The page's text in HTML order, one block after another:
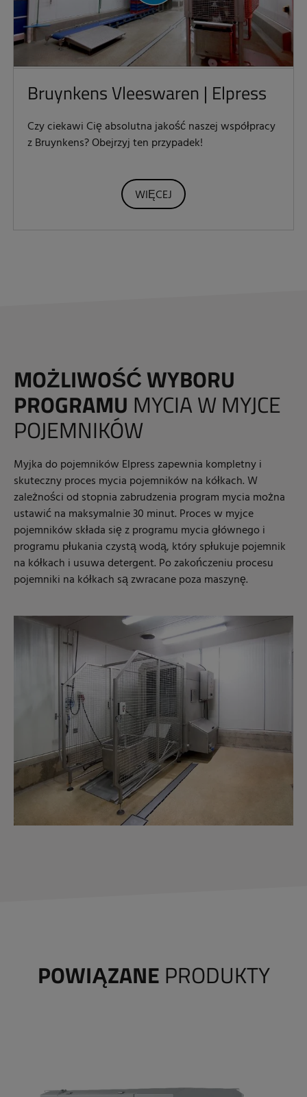
Bruynkens Vleeswaren | Elpress
Czy ciekawi Cię absolutna jakość naszej współpracy
z Bruynkens? Obejrzyj ten przypadek!
WIĘCEJ
MOŻLIWOŚĆ WYBORU
PROGRAMU MYCIA W MYJCE
POJEMNIKÓW
Myjka do pojemników Elpress zapewnia kompletny i
skuteczny proces mycia pojemników na kółkach. W
zależności od stopnia zabrudzenia program mycia można
ustawić na maksymalnie 30 minut. Proces w myjce
pojemników składa się z programu mycia głównego i
programu płukania czystą wodą, który spłukuje pojemnik
na kółkach i usuwa detergent. Po zakończeniu procesu
pojemniki na kółkach są zwracane poza maszynę.
POWIĄZANE PRODUKTY